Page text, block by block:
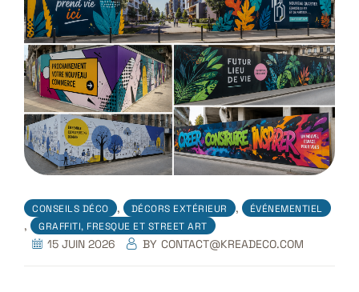
CONSEILS DÉCO , DÉCORS EXTÉRIEUR , ÉVÉNEMENTIEL
, GRAFFITI, FRESQUE ET STREET ART
15 JUIN 2026 BY CONTACT@KREADECO.COM